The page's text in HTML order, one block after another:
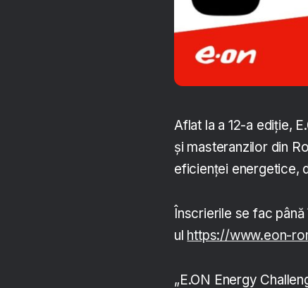
Aflat la a 12-a ediție,
și masteranzilor din
eficienței energetice,
Înscrierile se fac
ul https://www.eon-
„E.ON Energy